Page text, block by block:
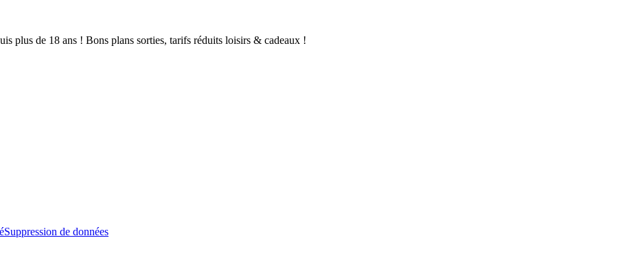
plus de 18 ans ! Bons plans sorties, tarifs réduits loisirs & cadeaux !
Suppression de données